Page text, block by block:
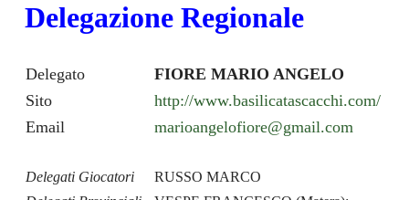
Delegazione Regionale
Delegato
FIORE MARIO ANGELO
Sito
http://www.basilicatascacchi.com/
Email
marioangelofiore@gmail.com
Delegati Giocatori
RUSSO MARCO